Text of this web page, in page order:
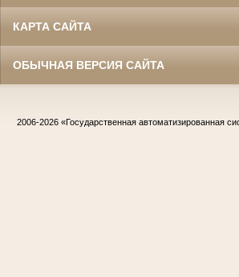
КАРТА САЙТА
ОБЫЧНАЯ ВЕРСИЯ САЙТА
2006-2026 «Государственная автоматизированная